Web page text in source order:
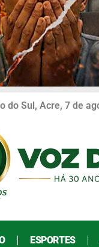
do Sul, Acre, 7 de
ESPORTES